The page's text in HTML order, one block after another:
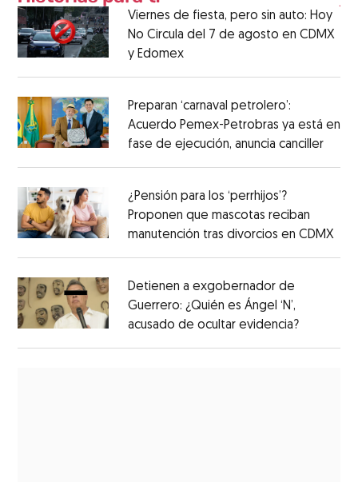
Viernes de fiesta, pero sin auto: Hoy
No Circula del 7 de agosto en CDMX
y Edomex
Preparan ‘carnaval petrolero’:
Acuerdo Pemex-Petrobras ya está en
fase de ejecución, anuncia canciller
¿Pensión para los ‘perrhijos’?
Proponen que mascotas reciban
manutención tras divorcios en CDMX
Detienen a exgobernador de
Guerrero: ¿Quién es Ángel ‘N’,
acusado de ocultar evidencia?